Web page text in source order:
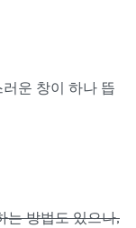
운 창이 하나 뜹
는 방법도 있으나,